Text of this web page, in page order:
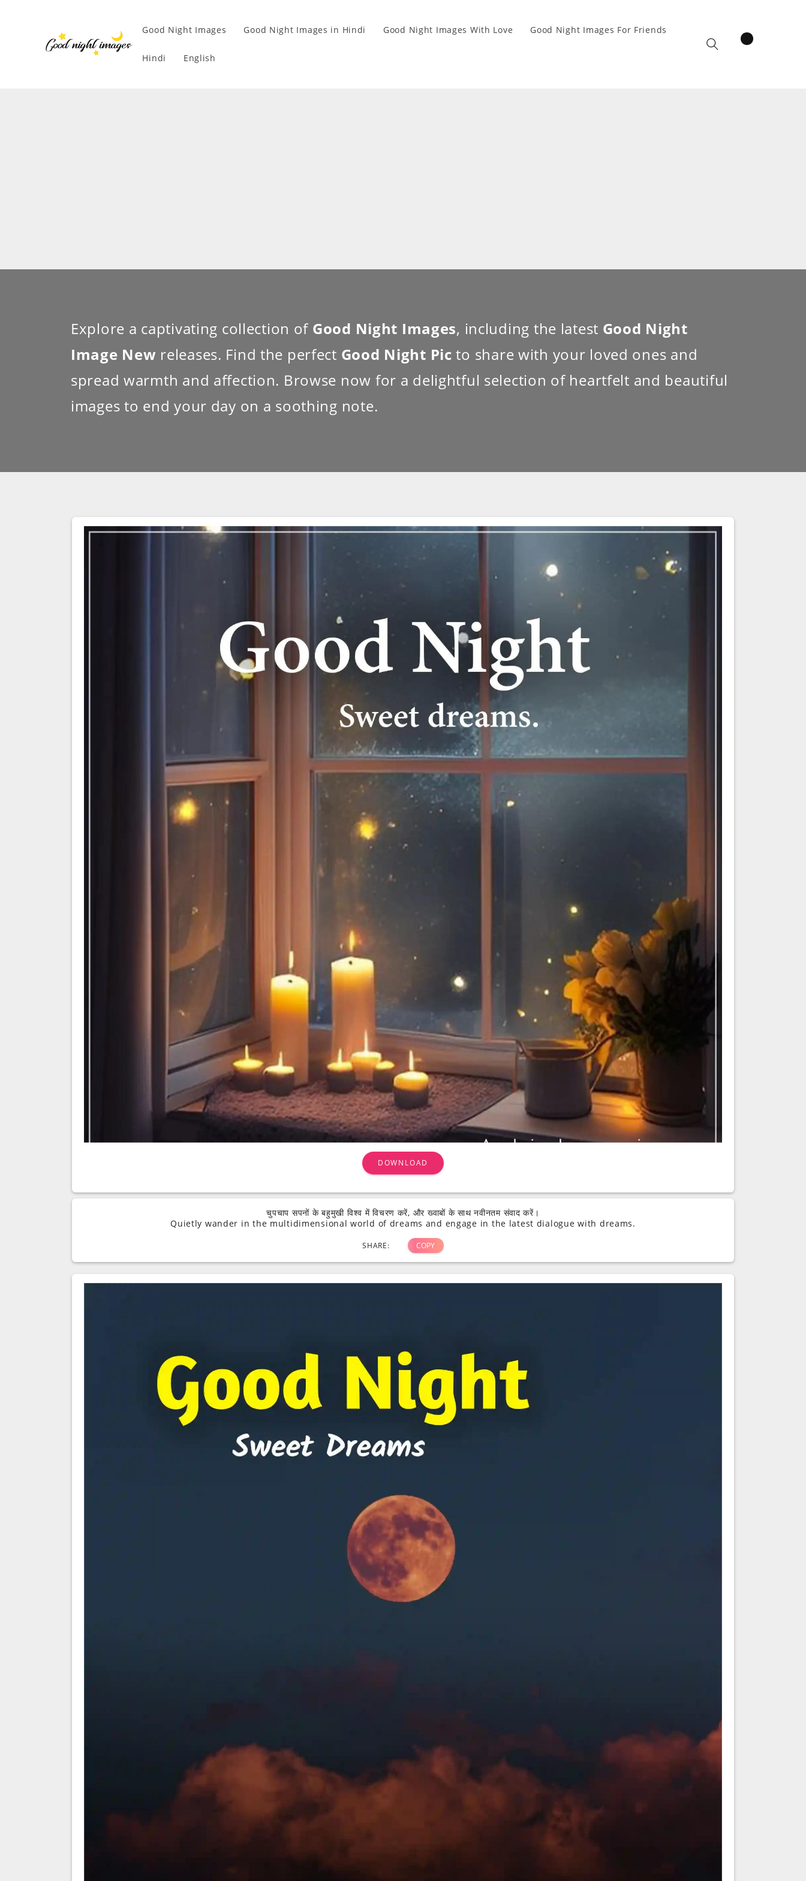
Good Night Images Good Night Images in Hindi Good Night Images With Love Good Night Images For Friends
Hindi English
Cart
items
Explore a captivating collection of Good Night Images, including the latest Good Night
Image New releases. Find the perfect Good Night Pic to share with your loved ones and
spread warmth and affection. Browse now for a delightful selection of heartfelt and beautiful
images to end your day on a soothing note.
DOWNLOAD
चुपचाप सपनों के बहुमुखी विश्व में विचरण करें, और ख्वाबों के साथ नवीनतम संवाद करें।
Quietly wander in the multidimensional world of dreams and engage in the latest dialogue with dreams.
SHARE: COPY